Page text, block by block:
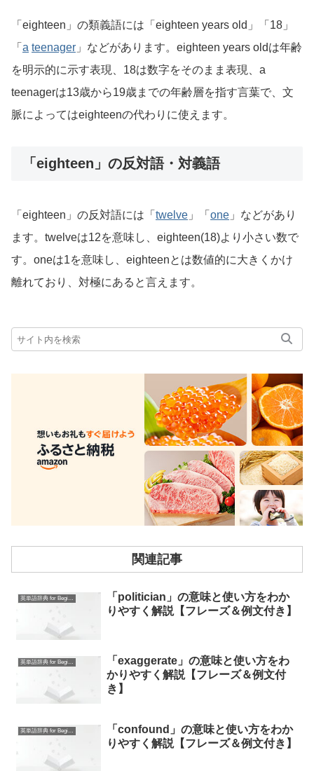
「eighteen」の類義語には「eighteen years old」「18」
「 a teenager 」などがあります。eighteen years oldは年齢
を明示的に示す表現、18は数字をそのまま表現、a
teenagerは13歳から19歳までの年齢層を指す言葉で、文
脈によってはeighteenの代わりに使えます。
「eighteen」の反対語・対義語
「eighteen」の反対語には「 twelve 」「 one 」などがあり
ます。twelveは12を意味し、eighteen(18)より小さい数で
す。oneは1を意味し、eighteenとは数値的に大きくかけ
離れており、対極にあると言えます。
関連記事
英単語辞典 for Beginners
「politician」の意味と使い方をわか
りやすく解説【フレーズ＆例文付き】
英単語辞典 for Beginners
「exaggerate」の意味と使い方をわ
かりやすく解説【フレーズ＆例文付
き】
英単語辞典 for Beginners
「confound」の意味と使い方をわか
りやすく解説【フレーズ＆例文付き】